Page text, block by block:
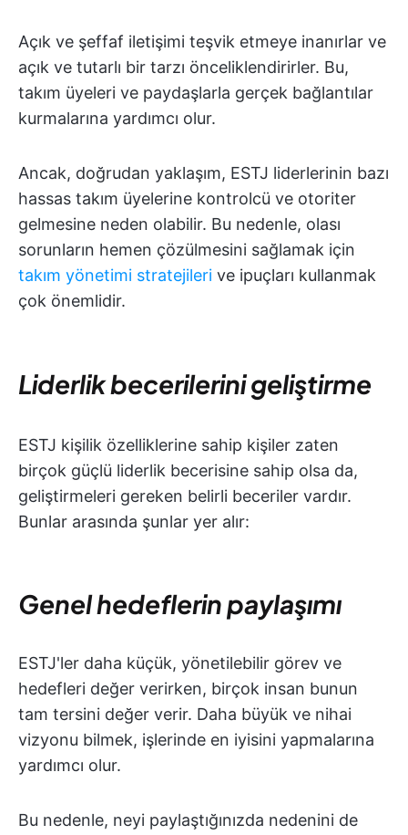
Açık ve şeffaf iletişimi teşvik etmeye inanırlar ve
açık ve tutarlı bir tarzı önceliklendirirler. Bu,
takım üyeleri ve paydaşlarla gerçek bağlantılar
kurmalarına yardımcı olur.
Ancak, doğrudan yaklaşım, ESTJ liderlerinin bazı
hassas takım üyelerine kontrolcü ve otoriter
gelmesine neden olabilir. Bu nedenle, olası
sorunların hemen çözülmesini sağlamak için
takım yönetimi stratejileri ve ipuçları kullanmak
çok önemlidir.
Liderlik becerilerini geliştirme
ESTJ kişilik özelliklerine sahip kişiler zaten
birçok güçlü liderlik becerisine sahip olsa da,
geliştirmeleri gereken belirli beceriler vardır.
Bunlar arasında şunlar yer alır:
Genel hedeflerin paylaşımı
ESTJ'ler daha küçük, yönetilebilir görev ve
hedefleri değer verirken, birçok insan bunun
tam tersini değer verir. Daha büyük ve nihai
vizyonu bilmek, işlerinde en iyisini yapmalarına
yardımcı olur.
Bu nedenle, neyi paylaştığınızda nedenini de